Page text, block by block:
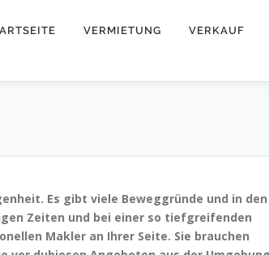
VERMIETUNG VERKAUF
Es gibt viele Beweggründe und in den
Zeiten und bei einer so tiefgreifenden
Makler an Ihrer Seite. Sie brauchen